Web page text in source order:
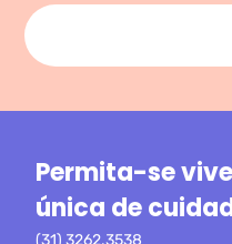
Permita-se
única de